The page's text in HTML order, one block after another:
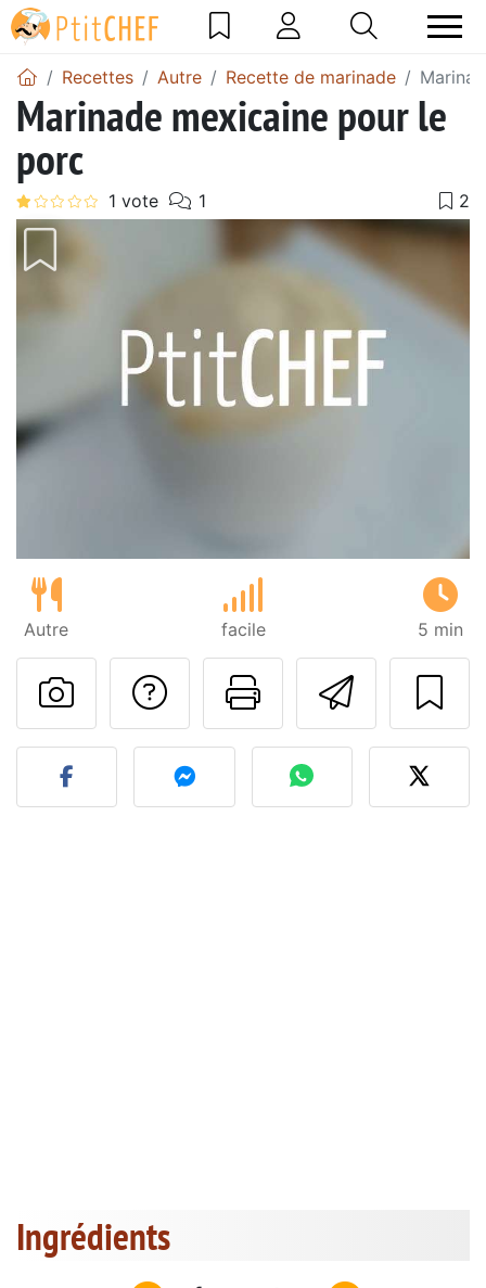
Recettes Autre Recette de marinade
Marinade mexicaine pour le
porc
Autre facile 5 min
Imprimer
Poser une
Publier votre photo de
Ingrédients